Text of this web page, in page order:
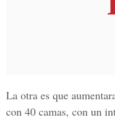
La otra es que
con 40 camas, con un